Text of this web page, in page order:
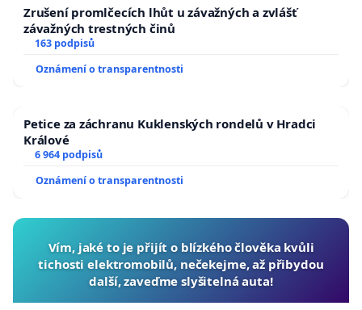
Zrušení promlčecích lhůt u závažných a zvlášť
závažných trestných činů
163 podpisů
Oznámení o transparentnosti
Petice za záchranu Kuklenských rondelů v Hradci
Králové
6 964 podpisů
Oznámení o transparentnosti
Vím, jaké to je přijít o blízkého člověka kvůli
tichosti elektromobilů, nečekejme, až přibydou
další, zaveďme slyšitelná auta!